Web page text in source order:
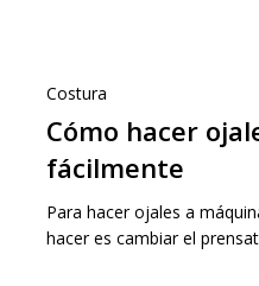
Costura
Cómo hacer
fácilmente
Para hacer ojales a
hacer es cambiar el